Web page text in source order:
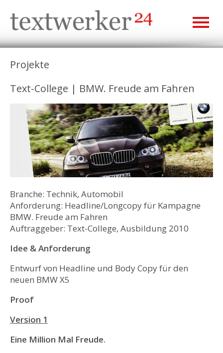
Projekte
Text-College | BMW. Freude am Fahren
Branche: Technik, Automobil
Anforderung: Headline/Longcopy für Kampagne
BMW. Freude am Fahren
Auftraggeber: Text-College, Ausbildung 2010
Idee & Anforderung
Entwurf von Headline und Body Copy für den
neuen BMW X5
Proof
Version 1
Eine Million Mal Freude.